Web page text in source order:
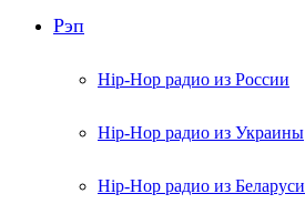
Рэп
Hip-Hop радио из России
Hip-Hop радио из Украины
Hip-Hop радио из Беларуси